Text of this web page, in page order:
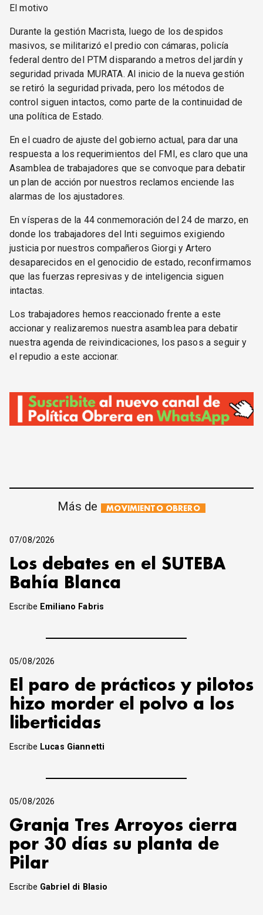
El motivo
Durante la gestión Macrista, luego de los despidos
masivos, se militarizó el predio con cámaras, policía
federal dentro del PTM disparando a metros del jardín y
seguridad privada MURATA. Al inicio de la nueva gestión
se retiró la seguridad privada, pero los métodos de
control siguen intactos, como parte de la continuidad de
una política de Estado.
En el cuadro de ajuste del gobierno actual, para dar una
respuesta a los requerimientos del FMI, es claro que una
Asamblea de trabajadores que se convoque para debatir
un plan de acción por nuestros reclamos enciende las
alarmas de los ajustadores.
En vísperas de la 44 conmemoración del 24 de marzo, en
donde los trabajadores del Inti seguimos exigiendo
justicia por nuestros compañeros Giorgi y Artero
desaparecidos en el genocidio de estado, reconfirmamos
que las fuerzas represivas y de inteligencia siguen
intactas.
Los trabajadores hemos reaccionado frente a este
accionar y realizaremos nuestra asamblea para debatir
nuestra agenda de reivindicaciones, los pasos a seguir y
el repudio a este accionar.
Más de MOVIMIENTO OBRERO
07/08/2026
Los debates en el SUTEBA
Bahía Blanca
Escribe Emiliano Fabris
05/08/2026
El paro de prácticos y pilotos
hizo morder el polvo a los
liberticidas
Escribe Lucas Giannetti
05/08/2026
Granja Tres Arroyos cierra
por 30 días su planta de
Pilar
Escribe Gabriel di Blasio